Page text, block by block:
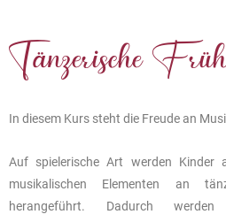
Tänzerische
In diesem Kurs steht die Freude an
Auf spielerische Art werden
musikalischen Elementen an
herangeführt. Dadurch